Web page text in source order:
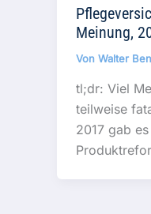
Meinung,
Von Walter
tl;dr: Viel
teilweise
2017 gab